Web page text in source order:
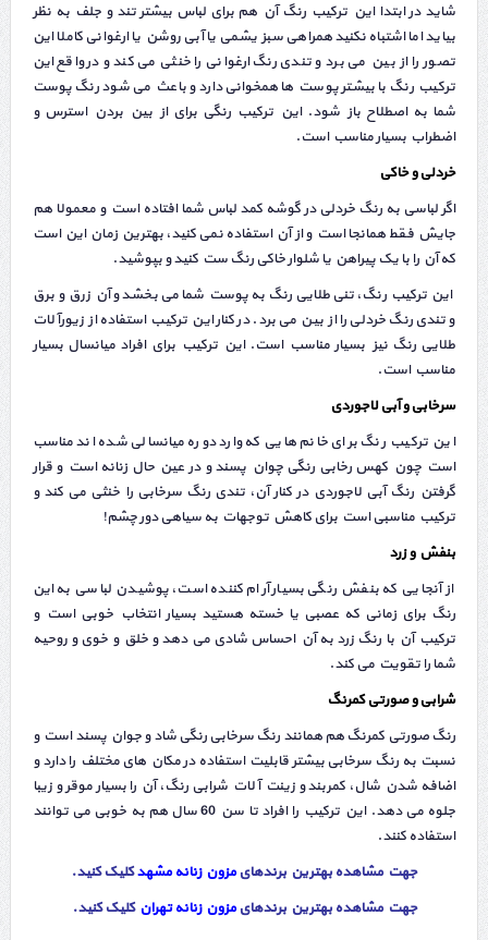
شاید در ابتدا این ترکیب رنگ آن هم برای لباس بیشتر تند و جلف به نظر
بیاید اما اشتباه نکنید همراهی سبز یشمی یا آبی روشن یا ارغوانی کاملا این
تصور را از بین می برد و تندی رنگ ارغوانی را خنثی می کند و در واقع این
ترکیب رنگ با بیشتر پوست ها همخوانی دارد و باعث می شود رنگ پوست
شما به اصطلاح باز شود. این ترکیب رنگی برای از بین بردن استرس و
اضطراب بسیار مناسب است.
خردلی و خاکی
اگر لباسی به رنگ خردلی در گوشه کمد لباس شما افتاده است و معمولا هم
جایش فقط همانجا است و از آن استفاده نمی کنید، بهترین زمان این است
که آن را با یک پیراهن یا شلوار خاکی رنگ ست کنید و بپوشید.
این ترکیب رنگ، تنی طلایی رنگ به پوست شما می بخشد و آن زرق و برق
و تندی رنگ خردلی را از بین می برد. در کنار این ترکیب استفاده از زیورآلات
طلایی رنگ نیز بسیار مناسب است. این ترکیب برای افراد میانسال بسیار
مناسب است.
سرخابی و آبی لاجوردی
این ترکیب رنگ برای خانم هایی که وارد دوره میانسالی شده اند مناسب
است چون کهس رخابی رنگی چوان پسند و در عین حال زنانه است و قرار
گرفتن رنگ آبی لاجوردی در کنار آن، تندی رنگ سرخابی را خنثی می کند و
ترکیب مناسبی است برای کاهش توجهات به سیاهی دور چشم!
بنفش و زرد
از آنجایی که بنفش رنگی بسیار آرام کننده است، پوشیدن لباسی به این
رنگ برای زمانی که عصبی یا خسته هستید بسیار انتخاب خوبی است و
ترکیب آن با رنگ زرد به آن احساس شادی می دهد و خلق و خوی و روحیه
شما را تقویت می کند.
شرابی و صورتی کمرنگ
رنگ صورتی کمرنگ هم همانند رنگ سرخابی رنگی شاد و جوان پسند است و
نسبت به رنگ سرخابی بیشتر قابلیت استفاده در مکان های مختلف را دارد و
اضافه شدن شال، کمربند و زینت آلات شرابی رنگ، آن را بسیار موقر و زیبا
جلوه می دهد. این ترکیب را افراد تا سن 60 سال هم به خوبی می توانند
استفاده کنند.
جهت مشاهده بهترین برندهایمزون زنانه مشهدکلیک کنید.
جهت مشاهده بهترین برندهایمزون زنانه تهرانکلیک کنید.